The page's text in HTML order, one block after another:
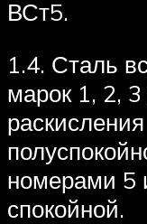
ВСт5.
1.4. Сталь
марок 1, 2,
номерами 5
спокойной.